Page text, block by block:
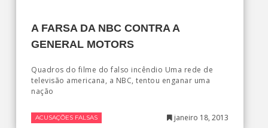
A FARSA DA NBC CONTRA A
GENERAL MOTORS
Quadros do filme do falso incêndio Uma rede de
televisão americana, a NBC, tentou enganar uma
nação
ACUSAÇÕES FALSAS janeiro 18, 2013